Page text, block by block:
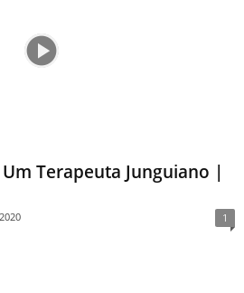
Terapeuta Junguiano |
1